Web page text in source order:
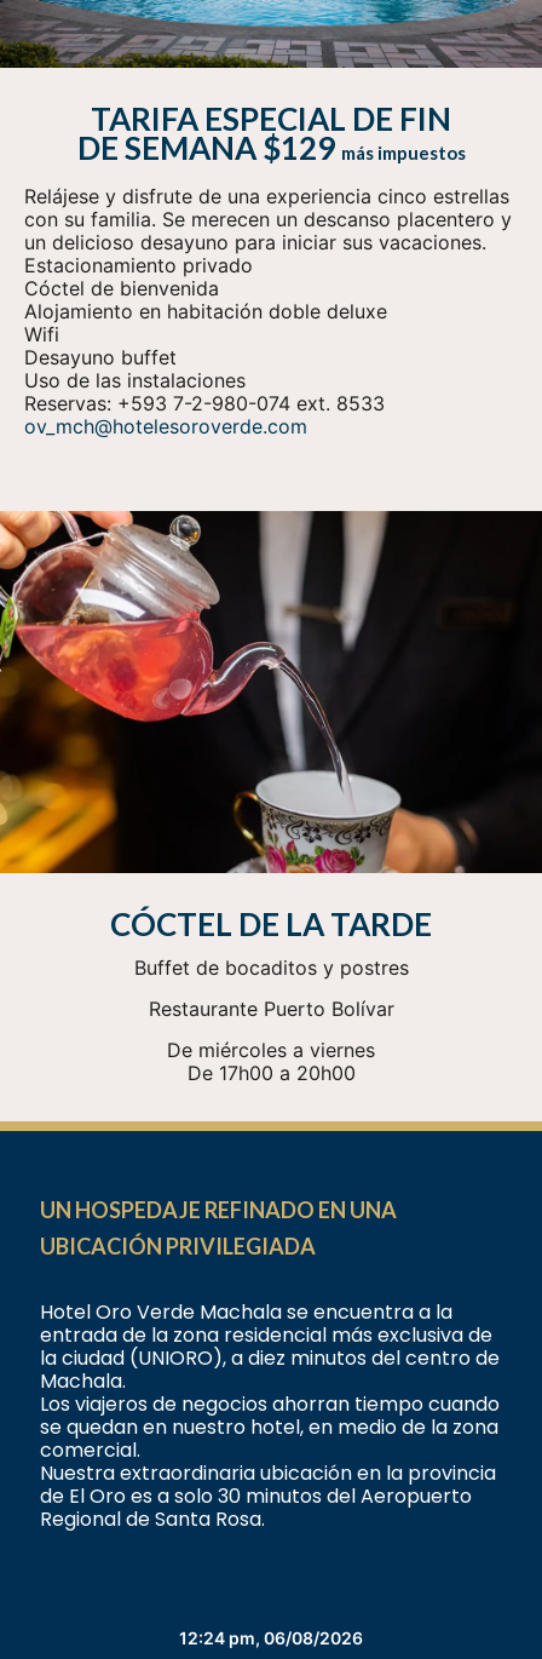
TARIFA ESPECIAL DE FIN
DE SEMANA $129 más impuestos
Relájese y disfrute de una experiencia cinco estrellas
con su familia. Se merecen un descanso placentero y
un delicioso desayuno para iniciar sus vacaciones.
Estacionamiento privado
Cóctel de bienvenida
Alojamiento en habitación doble deluxe
Wifi
Desayuno buffet
Uso de las instalaciones
Reservas: +593 7-2-980-074 ext. 8533
ov_mch@hotelesoroverde.com
CÓCTEL DE LA TARDE
Buffet de bocaditos y postres
Restaurante Puerto Bolívar
De miércoles a viernes
De 17h00 a 20h00
UN HOSPEDAJE REFINADO EN UNA
UBICACIÓN PRIVILEGIADA
Hotel Oro Verde Machala se encuentra a la
entrada de la zona residencial más exclusiva de
la ciudad (UNIORO), a diez minutos del centro de
Machala.
Los viajeros de negocios ahorran tiempo cuando
se quedan en nuestro hotel, en medio de la zona
comercial.
Nuestra extraordinaria ubicación en la provincia
de El Oro es a solo 30 minutos del Aeropuerto
Regional de Santa Rosa.
12:24 pm, 06/08/2026